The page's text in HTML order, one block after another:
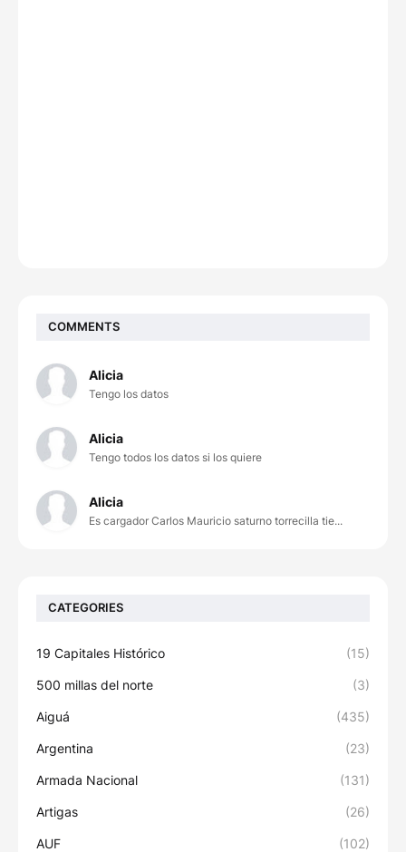
COMMENTS
Alicia
Tengo los datos
Alicia
Tengo todos los datos si los quiere
Alicia
Es cargador Carlos Mauricio saturno torrecilla tie...
CATEGORIES
19 Capitales Histórico (15)
500 millas del norte (3)
Aiguá (435)
Argentina (23)
Armada Nacional (131)
Artigas (26)
AUF (102)